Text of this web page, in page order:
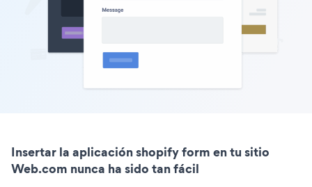
Insertar la aplicación shopify form en tu sitio
Web.com nunca ha sido tan fácil